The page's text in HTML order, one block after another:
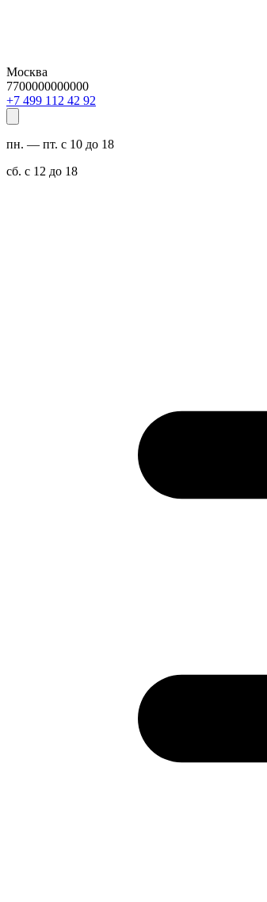
Москва
7700000000000
29 24 211 994 7+
пн. — пт. с 10 до 18
сб. с 12 до 18